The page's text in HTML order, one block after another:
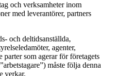
och verksamheter inom
med leverantörer, partners
och deltidsanställda,
agenter,
parter som agerar för företagets
måste följa denna
verkar.